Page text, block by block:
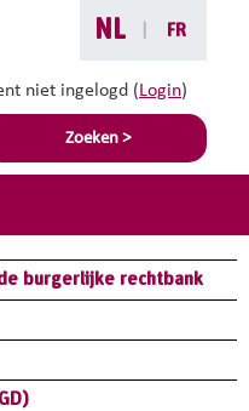
NL FR
niet ingelogd (Login)
Zoeken >
Redelijke Aanpassingen
burgerlijke rechtbank